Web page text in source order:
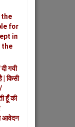
for
in
the
गयी
| किसी
हूँ की
आवेदन